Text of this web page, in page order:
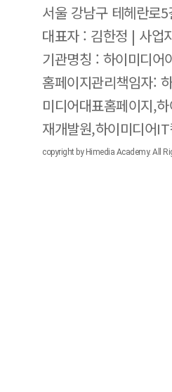
서울 강남구 테헤란로
대표자 : 김한정 | 사
기관명칭 : 하이미디어
홈페이지관리책임자:
미디어대표홈페이지,
재개발원,하이미디어
copyright by Himedia Academy. All